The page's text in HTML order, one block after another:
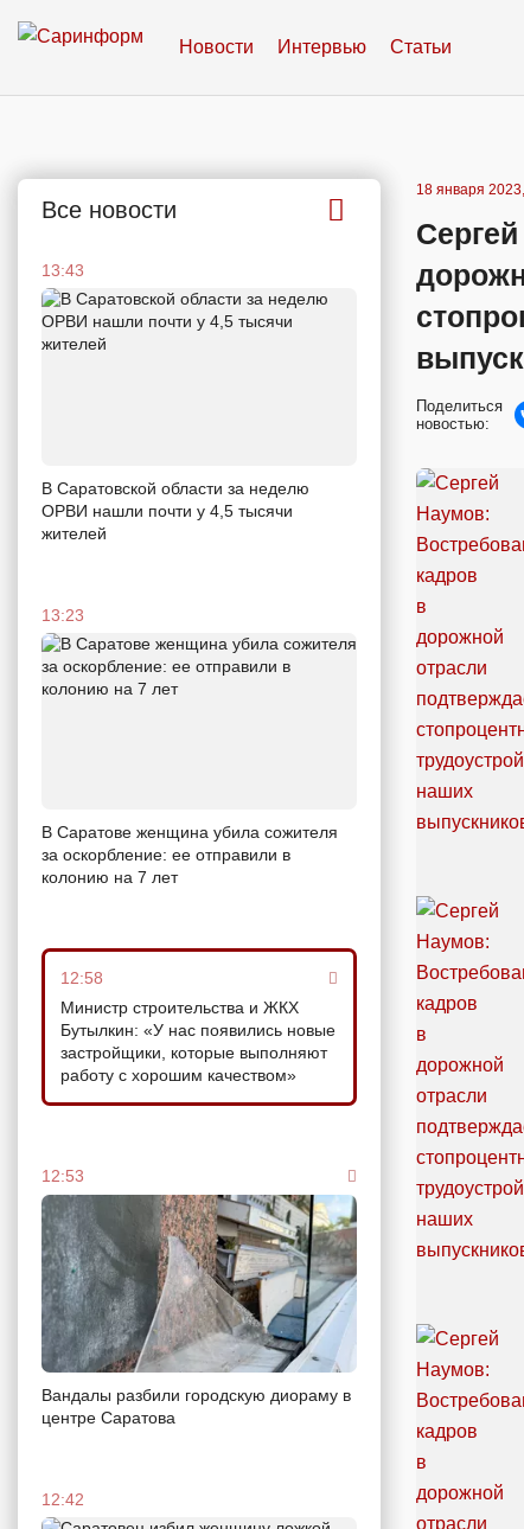
Новости Интервью Статьи
Все новости
13:43
В Саратовской области за неделю
ОРВИ нашли почти у 4,5 тысячи
жителей
13:23
В Саратове женщина убила сожителя
за оскорбление: ее отправили в
колонию на 7 лет
12:58
Министр строительства и ЖКХ
Бутылкин: «У нас появились новые
застройщики, которые выполняют
работу с хорошим качеством»
12:53
Вандалы разбили городскую диораму в
центре Саратова
12:42
18 января
Поделиться
новостью: